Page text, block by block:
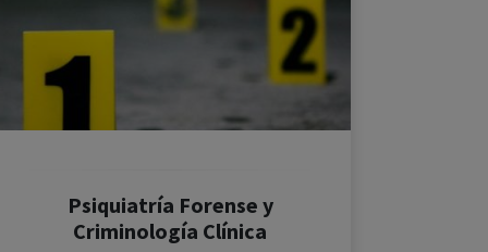
Psiquiatría Forense y
Criminología Clínica